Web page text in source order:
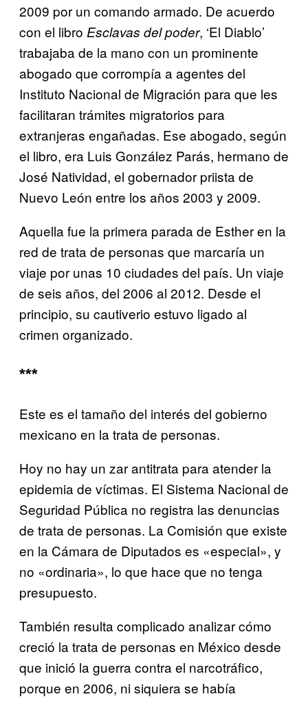
2009 por un comando armado. De acuerdo
con el libro Esclavas del poder, ‘El Diablo’
trabajaba de la mano con un prominente
abogado que corrompía a agentes del
Instituto Nacional de Migración para que les
facilitaran trámites migratorios para
extranjeras engañadas. Ese abogado, según
el libro, era Luis González Parás, hermano de
José Natividad, el gobernador priista de
Nuevo León entre los años 2003 y 2009.
Aquella fue la primera parada de Esther en la
red de trata de personas que marcaría un
viaje por unas 10 ciudades del país. Un viaje
de seis años, del 2006 al 2012. Desde el
principio, su cautiverio estuvo ligado al
crimen organizado.
***
Este es el tamaño del interés del gobierno
mexicano en la trata de personas.
Hoy no hay un zar antitrata para atender la
epidemia de víctimas. El Sistema Nacional de
Seguridad Pública no registra las denuncias
de trata de personas. La Comisión que existe
en la Cámara de Diputados es «especial», y
no «ordinaria», lo que hace que no tenga
presupuesto.
También resulta complicado analizar cómo
creció la trata de personas en México desde
que inició la guerra contra el narcotráfico,
porque en 2006, ni siquiera se había